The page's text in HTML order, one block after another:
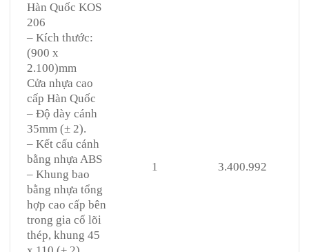
Hàn Quốc KOS
206
– Kích thước:
(900 x
2.100)mm
Cửa nhựa cao
cấp Hàn Quốc
– Độ dày cánh
35mm (± 2).
– Kết cấu cánh
bằng nhựa ABS
– Khung bao
bằng nhựa tổng
hợp cao cấp bên
trong gia cố lõi
thép, khung 45
1 3.400.992